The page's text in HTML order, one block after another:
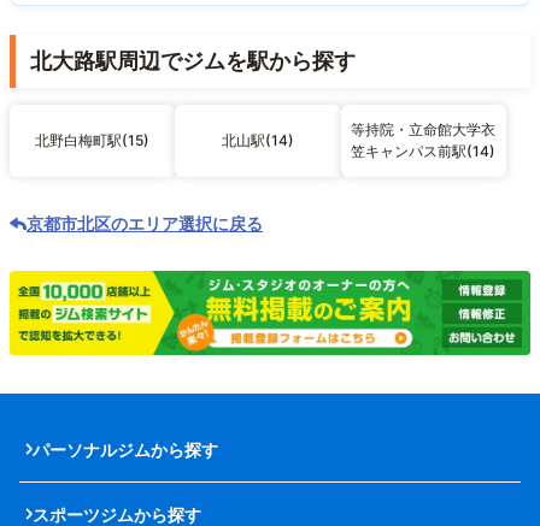
北大路駅周辺でジムを駅から探す
北野白梅町駅(15) 北山駅(14)
等持院・立命館大学衣
笠キャンパス前駅(14)
京都市北区のエリア選択に戻る
パーソナルジムから探す
スポーツジムから探す